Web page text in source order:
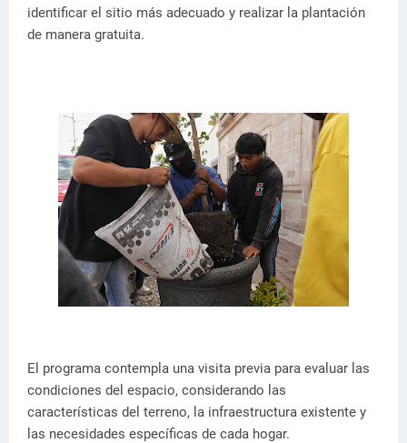
identificar el sitio más adecuado y realizar la plantación
de manera gratuita.
El programa contempla una visita previa para evaluar las
condiciones del espacio, considerando las
características del terreno, la infraestructura existente y
las necesidades específicas de cada hogar.